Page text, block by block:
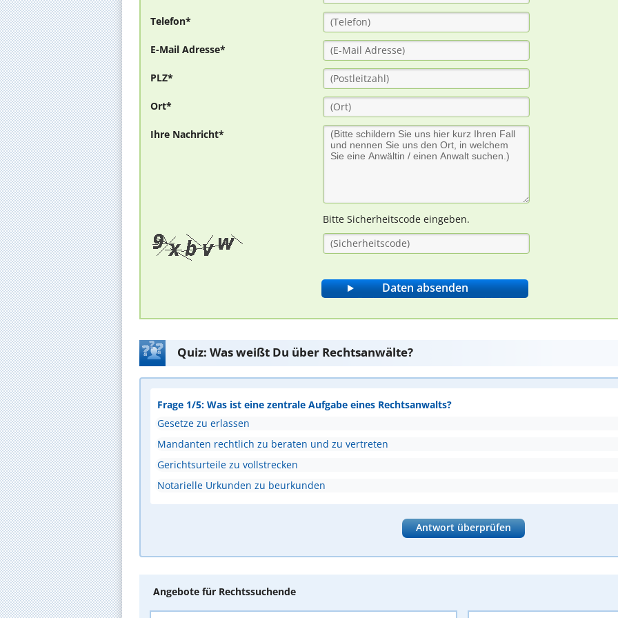
Telefon*
E-Mail Adresse*
PLZ*
Ort*
Ihre Nachricht*
Bitte Sicherheitscode eingeben.
Quiz: Was weißt Du über Rechtsanwälte?
Frage 1/5: Was ist eine zentrale Aufgabe eines Rechtsanwalts?
Gesetze zu erlassen
Mandanten rechtlich zu beraten und zu vertreten
Gerichtsurteile zu vollstrecken
Notarielle Urkunden zu beurkunden
Antwort überprüfen
Angebote für Rechtssuchende